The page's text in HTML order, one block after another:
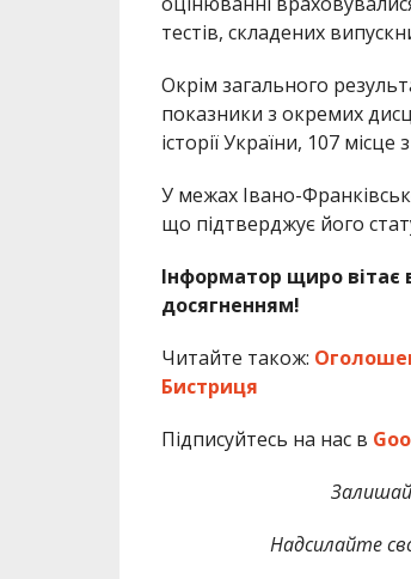
тестів, складених
Окрім загального
показники з окремих
історії України, 107
У межах Івано-
що підтверджує його
Інформатор щиро вітає
досягненням!
Читайте також:
Бистриця
Підписуйтесь на нас в
Надсилайте